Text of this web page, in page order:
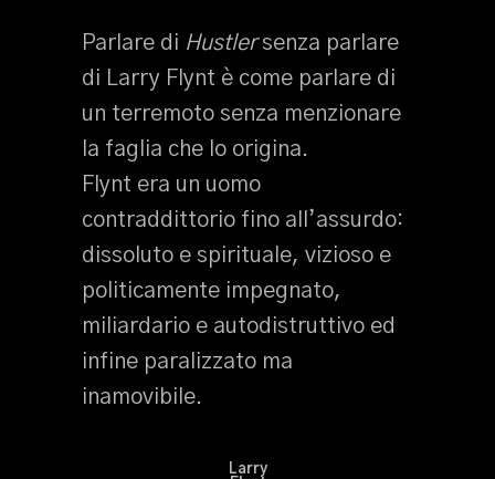
Parlare di Hustlersenza parlare
di Larry Flynt è come parlare di
un terremoto senza menzionare
la faglia che lo origina.
Flynt era un uomo
contraddittorio fino all’assurdo:
dissoluto e spirituale, vizioso e
politicamente impegnato,
miliardario e autodistruttivo ed
infine paralizzato ma
inamovibile.
Larry